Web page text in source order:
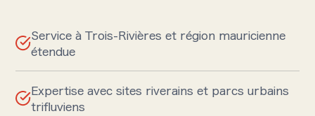
Service à Trois-Rivières et région mauricienne
étendue
Expertise avec sites riverains et parcs urbains
trifluviens